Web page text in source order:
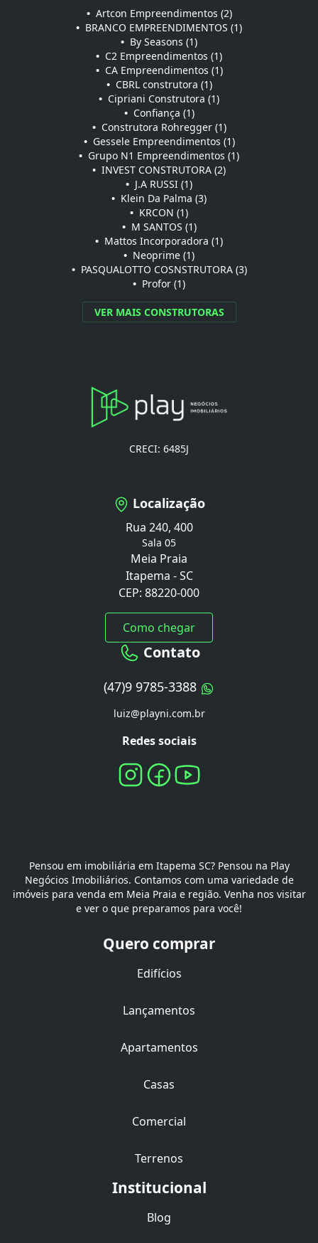
• Artcon Empreendimentos (2)
• BRANCO EMPREENDIMENTOS (1)
• By Seasons (1)
• C2 Empreendimentos (1)
• CA Empreendimentos (1)
• CBRL construtora (1)
• Cipriani Construtora (1)
• Confiança (1)
• Construtora Rohregger (1)
• Gessele Empreendimentos (1)
• Grupo N1 Empreendimentos (1)
• INVEST CONSTRUTORA (2)
• J.A RUSSI (1)
• Klein Da Palma (3)
• KRCON (1)
• M SANTOS (1)
• Mattos Incorporadora (1)
• Neoprime (1)
• PASQUALOTTO COSNSTRUTORA (3)
• Profor (1)
VER MAIS CONSTRUTORAS
CRECI: 6485J
Localização
Rua 240, 400
Sala 05
Meia Praia
Itapema - SC
CEP: 88220-000
Como chegar
Contato
(47)9 9785-3388
luiz@playni.com.br
Redes sociais
Pensou em imobiliária em Itapema SC? Pensou na Play
Negócios Imobiliários. Contamos com uma variedade de
imóveis para venda em Meia Praia e região. Venha nos visitar
e ver o que preparamos para você!
Quero comprar
Edifícios
Lançamentos
Apartamentos
Casas
Comercial
Terrenos
Institucional
Blog